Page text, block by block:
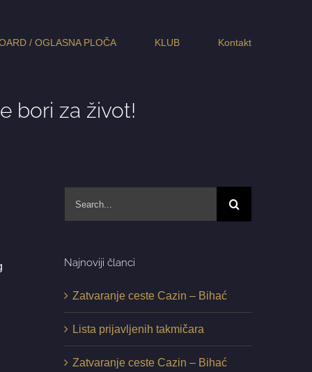
/ OGLASNA PLOČA KLUB Kontakt
bori za život!
Najnoviji članci
Zatvaranje ceste Cazin – Bihać
Lista prijavljenih takmičara
Zatvaranje ceste Cazin – Bihać